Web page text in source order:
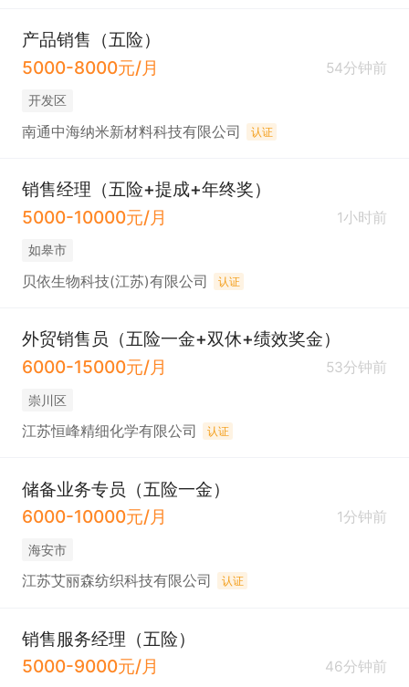
产品销售（五险）
5000-8000元/月
54分钟前
开发区
南通中海纳米新材料科技有限公司 认证
销售经理（五险+提成+年终奖）
5000-10000元/月
1小时前
如皋市
贝依生物科技(江苏)有限公司 认证
外贸销售员（五险一金+双休+绩效奖金）
6000-15000元/月
53分钟前
崇川区
江苏恒峰精细化学有限公司 认证
储备业务专员（五险一金）
6000-10000元/月
1分钟前
海安市
江苏艾丽森纺织科技有限公司 认证
销售服务经理（五险）
5000-9000元/月
46分钟前